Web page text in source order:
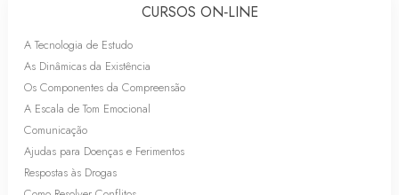
CURSOS ON‑LINE
A Tecnologia de Estudo
As Dinâmicas da Existência
Os Componentes da Compreensão
A Escala de Tom Emocional
Comunicação
Ajudas para Doenças e Ferimentos
Respostas às Drogas